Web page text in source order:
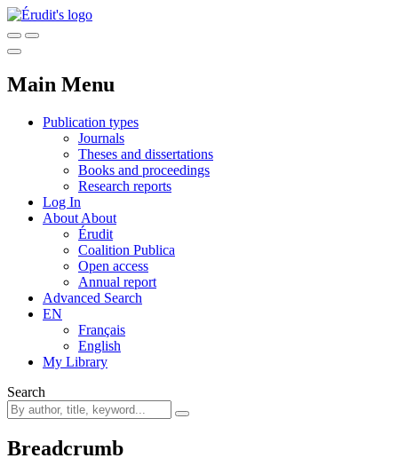
Main Menu
Publication types
Journals
Theses and dissertations
Books and proceedings
Research reports
Log In
About About
Érudit
Coalition Publica
Open access
Annual report
Advanced Search
EN
Français
English
My Library
Search
Breadcrumb